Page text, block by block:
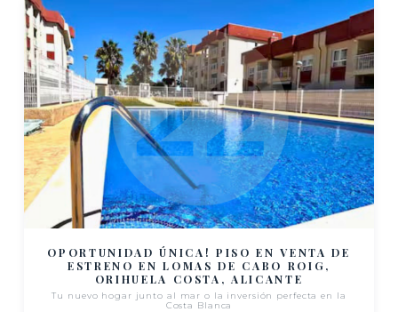
OPORTUNIDAD ÚNICA! PISO EN VENTA DE
ESTRENO EN LOMAS DE CABO ROIG,
ORIHUELA COSTA, ALICANTE
Tu nuevo hogar junto al mar o la inversión perfecta en la
Costa Blanca